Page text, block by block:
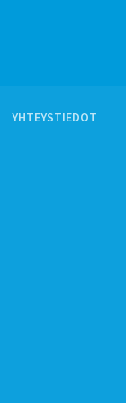
YHTEYSTIEDOT